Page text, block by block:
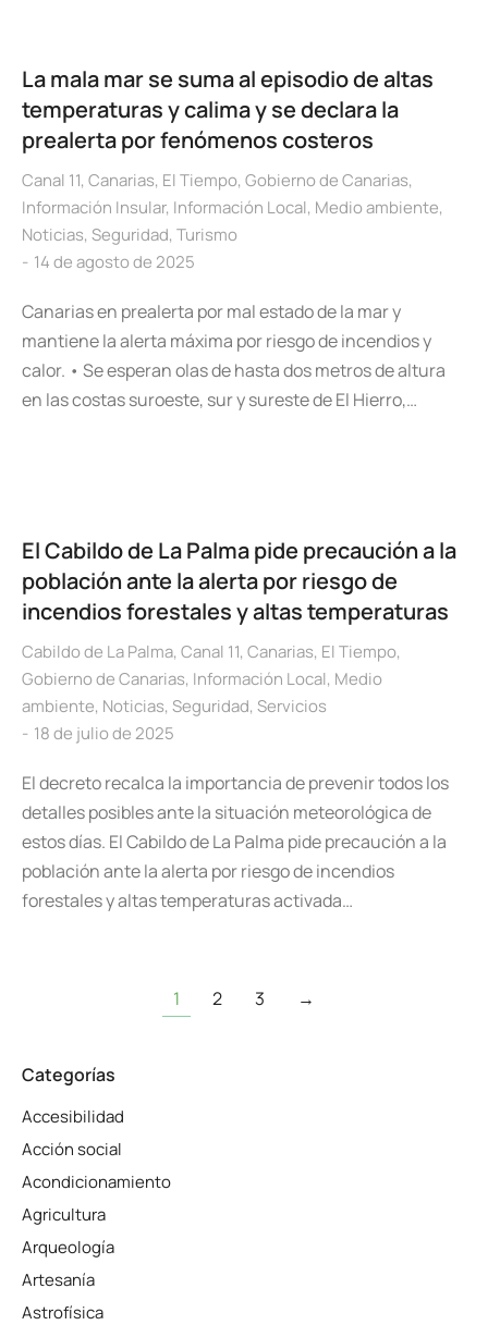
La mala mar se suma al episodio de altas
temperaturas y calima y se declara la
prealerta por fenómenos costeros
Canal 11, Canarias, El Tiempo, Gobierno de Canarias,
Información Insular, Información Local, Medio ambiente,
Noticias, Seguridad, Turismo
14 de agosto de 2025
Canarias en prealerta por mal estado de la mar y
mantiene la alerta máxima por riesgo de incendios y
calor. • Se esperan olas de hasta dos metros de altura
en las costas suroeste, sur y sureste de El Hierro,…
El Cabildo de La Palma pide precaución a la
población ante la alerta por riesgo de
incendios forestales y altas temperaturas
Cabildo de La Palma, Canal 11, Canarias, El Tiempo,
Gobierno de Canarias, Información Local, Medio
ambiente, Noticias, Seguridad, Servicios
18 de julio de 2025
El decreto recalca la importancia de prevenir todos los
detalles posibles ante la situación meteorológica de
estos días. El Cabildo de La Palma pide precaución a la
población ante la alerta por riesgo de incendios
forestales y altas temperaturas activada…
1 2 3 →
Categorías
Accesibilidad
Acción social
Acondicionamiento
Agricultura
Arqueología
Artesanía
Astrofísica